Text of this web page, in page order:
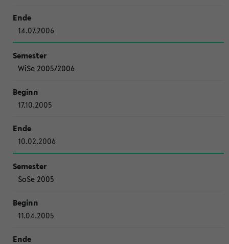
14.07.2006
WiSe 2005/2006
17.10.2005
10.02.2006
SoSe 2005
11.04.2005